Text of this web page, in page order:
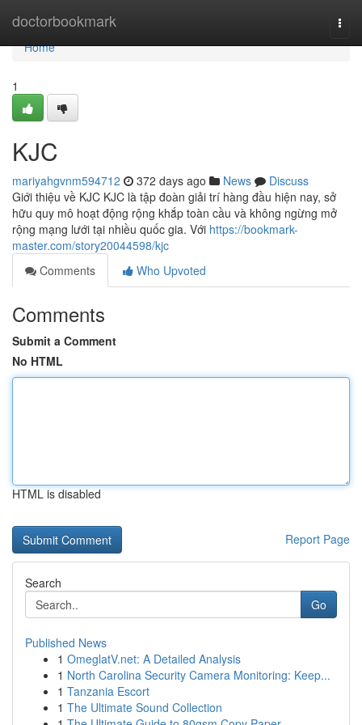
doctorbookmark
Home
Home
1
KJC
mariyahgvnm594712 372 days ago News
Discuss
Giới thiệu về KJC KJC là tập đoàn giải trí hàng đầu hiện nay, sở
hữu quy mô hoạt động rộng khắp toàn cầu và không ngừng mở
rộng mạng lưới tại nhiều quốc gia. Với https://bookmark-
master.com/story20044598/kjc
Comments
Who Upvoted
Comments
Submit a Comment
No HTML
HTML is disabled
Report Page
Search
Go
Published News
1 OmeglatV.net: A Detailed Analysis
1 North Carolina Security Camera Monitoring: Keep...
1 Tanzania Escort
1 The Ultimate Sound Collection